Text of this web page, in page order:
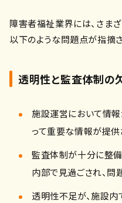
障害者福祉業界には、さま
以下のような問題点が指摘
透明性と監査体制の
施設運営において情
って重要な情報が提供
監査体制が十分に整
内部で見過ごされ、問
透明性不足が、施設